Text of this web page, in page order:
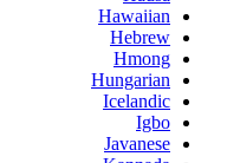
Hawaiian
Hebrew
Hmong
Hungarian
Icelandic
Igbo
Javanese